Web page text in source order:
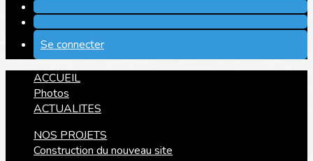
Se connecter
ACCUEIL
Photos
ACTUALITES
NOS PROJETS
Construction du nouveau site